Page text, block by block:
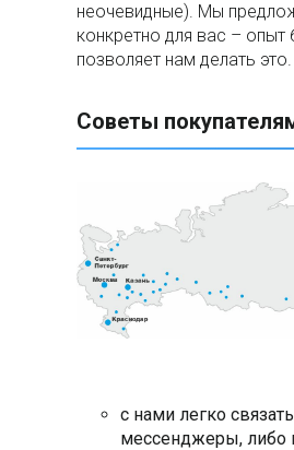
неочевидные). Мы
конкретно для вас – опыт
позволяет нам делать это.
Советы
с нами легко
мессенджеры, либо